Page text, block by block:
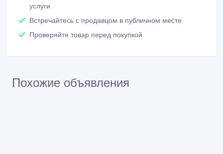
услуги
Встречайтесь с продавцом в публичном месте
Проверяйте товар перед покупкой
Похожие объявления